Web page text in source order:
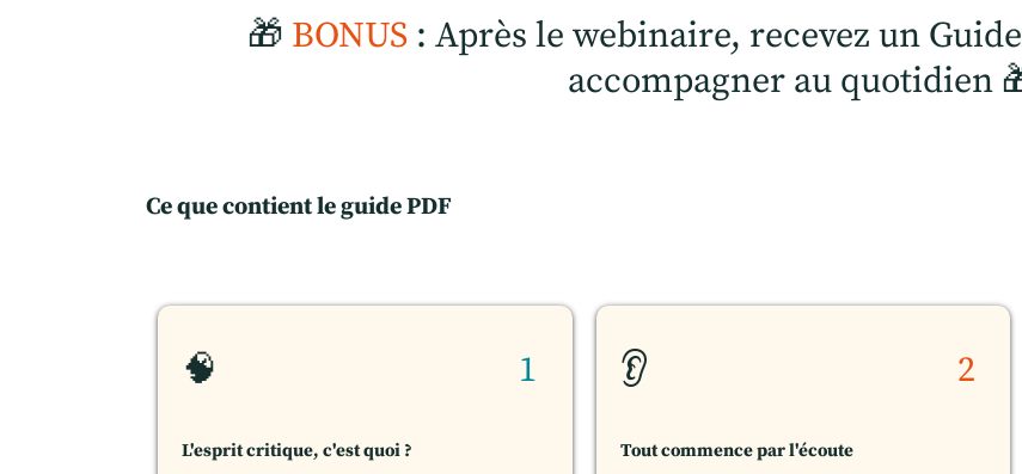
🎁 BONUS : Après le webinaire, recevez un
accompagner au quotidien
Ce que contient le guide PDF
🧠
L'esprit critique, c'est quoi ?
1 👂
Tout commence par l'écoute
2